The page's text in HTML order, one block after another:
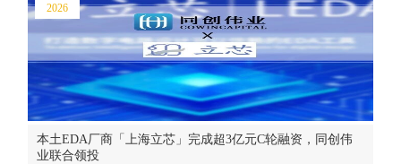
本土EDA厂商「上海立芯」完成超3亿元C轮融资，同创伟
业联合领投
2026